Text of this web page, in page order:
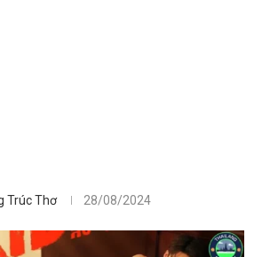
Trúc Thơ 28/08/2024